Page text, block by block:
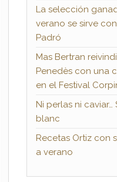
La selección
verano se sirve
Padró
Mas Bertran
Penedès con una
en el Festival
Ni perlas ni caviar…
blanc
Recetas Ortiz con
a verano